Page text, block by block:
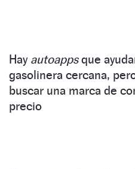
Hay autoappsque
gasolinera cercana,
buscar una marca de
precio